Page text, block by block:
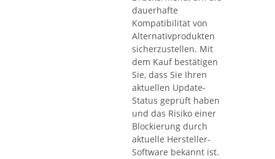
dauerhafte
Kompatibilität von
Alternativprodukten
sicherzustellen. Mit
dem Kauf bestätigen
Sie, dass Sie Ihren
aktuellen Update-
Status geprüft haben
und das Risiko einer
Blockierung durch
aktuelle Hersteller-
Software bekannt ist.